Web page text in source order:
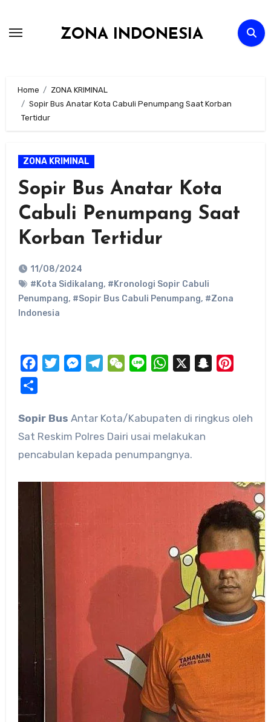
ZONA INDONESIA
Home
ZONA KRIMINAL
Sopir Bus Anatar Kota Cabuli Penumpang Saat Korban
Tertidur
ZONA KRIMINAL
Sopir Bus Anatar Kota
Cabuli Penumpang Saat
Korban Tertidur
11/08/2024
#Kota Sidikalang, #Kronologi Sopir Cabuli
Penumpang, #Sopir Bus Cabuli Penumpang, #Zona
Indonesia
FacebookTwitterMessengerTelegramWeChat
Line WhatsApp Snapchat
Sopir Bus Antar Kota/Kabupaten di ringkus oleh
Sat Reskim Polres Dairi usai melakukan
pencabulan kepada penumpangnya.